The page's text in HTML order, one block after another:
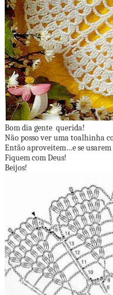
Bom dia gente querida!
Não posso ver uma toalhinha
Então aproveitem…e se
Fiquem com Deus!
Beijos!